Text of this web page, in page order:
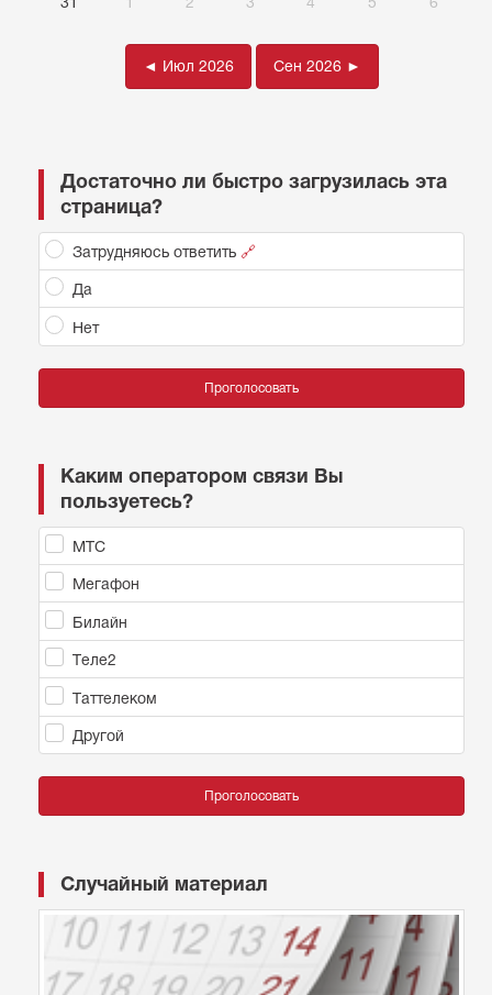
◄ Июл 2026 Сен 2026 ►
Достаточно ли быстро загрузилась эта
страница?
Затрудняюсь ответить 🔗
Да
Нет
Проголосовать
Каким оператором связи Вы
пользуетесь?
МТС
Мегафон
Билайн
Теле2
Таттелеком
Другой
Проголосовать
Случайный материал